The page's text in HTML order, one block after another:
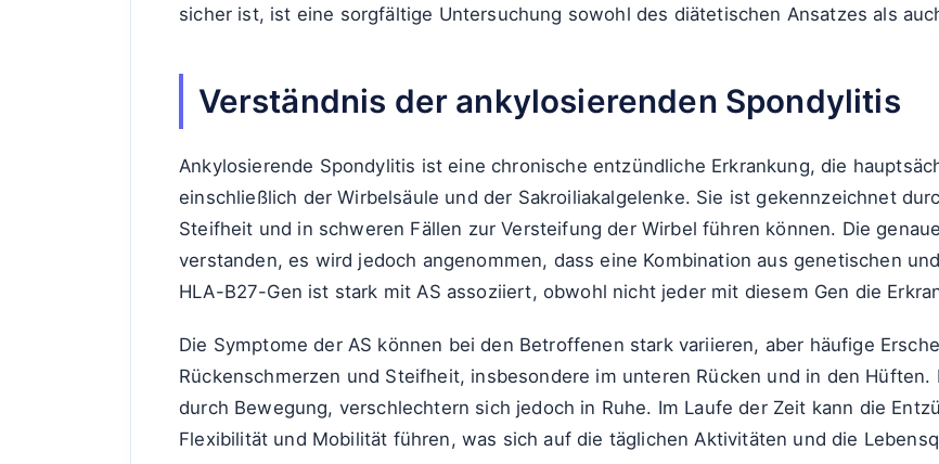
sicher ist, ist eine sorgfältige Untersuchung sowohl des diätetischen Ansatzes als
Verständnis der ankylosierenden Spondylitis
Ankylosierende Spondylitis ist eine chronische entzündliche Erkrankung, die
einschließlich der Wirbelsäule und der Sakroiliakalgelenke. Sie ist gekennzeichnet
Steifheit und in schweren Fällen zur Versteifung der Wirbel führen können. Die
verstanden, es wird jedoch angenommen, dass eine Kombination aus genetischen
HLA-B27-Gen ist stark mit AS assoziiert, obwohl nicht jeder mit diesem Gen die
Die Symptome der AS können bei den Betroffenen stark variieren, aber häufige
Rückenschmerzen und Steifheit, insbesondere im unteren Rücken und in den
durch Bewegung, verschlechtern sich jedoch in Ruhe. Im Laufe der Zeit kann die
Flexibilität und Mobilität führen, was sich auf die täglichen Aktivitäten und die